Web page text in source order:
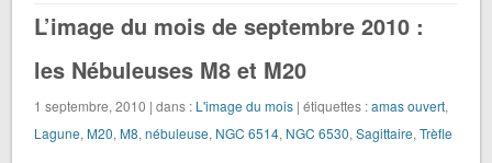
L’image du mois de septembre 2010 :
les Nébuleuses M8 et M20
1 septembre, 2010 | dans : L'image du mois | étiquettes :amas ouvert,
Lagune,M20,M8,nébuleuse, NGC 6514, NGC 6530,Sagittaire,Trèfle